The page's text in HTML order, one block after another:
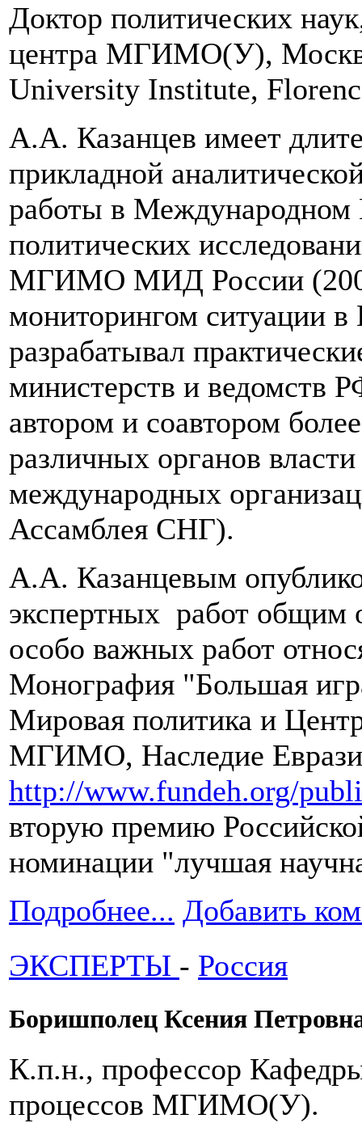
Доктор политических
центра МГИМО(У),
University Institute,
А.А. Казанцев имеет
прикладной
работы в Международном
политических
МГИМО МИД России (2001
мониторингом ситуации
разрабатывал
министерств и ведомств
автором и соавтором
различных органов
международных
Ассамблея СНГ).
А.А. Казанцевым
экспертных работ общим
особо важных работ
Монография "Большая
Мировая политика и
МГИМО, Наследие
http://www.fundeh.org/
вторую премию
номинации "лучшая
Подробнее... Добавить
ЭКСПЕРТЫ - Россия
Боришполец Ксения
К.п.н., профессор
процессов МГИМО(У).